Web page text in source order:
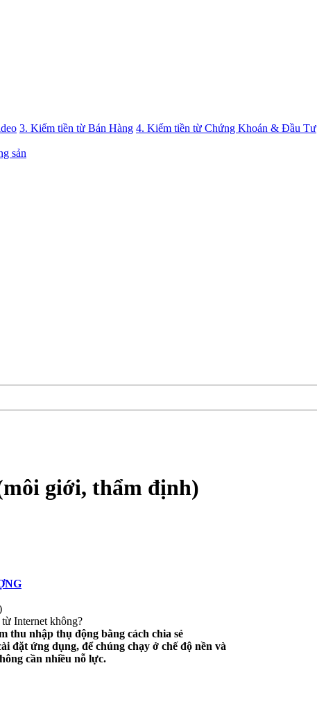
3. Kiếm tiền từ Bán Hàng 4. Kiếm tiền từ Chứng Khoán & Đầu Tư
sản
giới, thẩm định)
Internet không?
thu nhập thụ động bằng cách chia sẻ
đặt ứng dụng, để chúng chạy ở chế độ nền và
cần nhiều nỗ lực.